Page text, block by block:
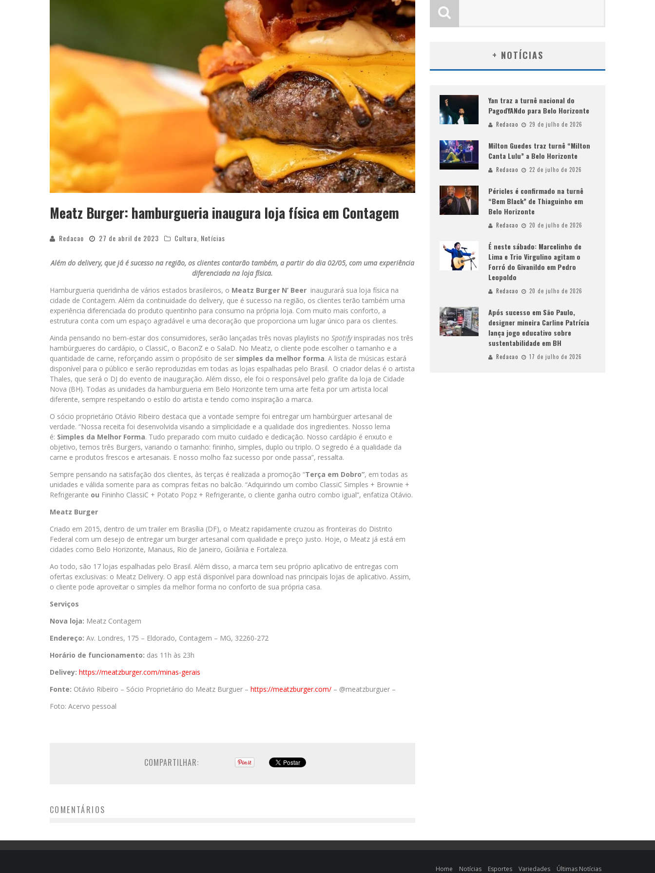
YAN TRAZ A TURNÊ NACIONAL DO PAGODYANDO PARA BELO HORIZONTE
Meatz Burger: hamburgueria inaugura loja física em Contagem
Redacao 27 de abril de 2023 Cultura Notícias
Além do delivery, que já é sucesso na região, os clientes contarão também, a partir do dia 02/05, com uma experiência
diferenciada na loja física.
Hamburgueria queridinha de vários estados brasileiros, o Meatz Burger N’ Beer inaugurará sua loja física na
cidade de Contagem. Além da continuidade do delivery, que é sucesso na região, os clientes terão também uma
experiência diferenciada do produto quentinho para consumo na própria loja. Com muito mais conforto, a
estrutura conta com um espaço agradável e uma decoração que proporciona um lugar único para os clientes.
Ainda pensando no bem-estar dos consumidores, serão lançadas três novas playlists no Spotifyinspiradas nos três
hambúrgueres do cardápio, o ClassiC, o BaconZ e o SalaD. No Meatz, o cliente pode escolher o tamanho e a
quantidade de carne, reforçando assim o propósito de ser simples da melhor forma. A lista de músicas estará
disponível para o público e serão reproduzidas em todas as lojas espalhadas pelo Brasil. O criador delas é o artista
Thales, que será o DJ do evento de inauguração. Além disso, ele foi o responsável pelo grafite da loja de Cidade
Nova (BH). Todas as unidades da hamburgueria em Belo Horizonte tem uma arte feita por um artista local
diferente, sempre respeitando o estilo do artista e tendo como inspiração a marca.
O sócio proprietário Otávio Ribeiro destaca que a vontade sempre foi entregar um hambúrguer artesanal de
verdade. “Nossa receita foi desenvolvida visando a simplicidade e a qualidade dos ingredientes. Nosso lema
é: Simples da Melhor Forma. Tudo preparado com muito cuidado e dedicação. Nosso cardápio é enxuto e
objetivo, temos três Burgers, variando o tamanho: fininho, simples, duplo ou triplo. O segredo é a qualidade da
carne e produtos frescos e artesanais. E nosso molho faz sucesso por onde passa”, ressalta.
Sempre pensando na satisfação dos clientes, às terças é realizada a promoção “Terça em Dobro”, em todas as
unidades e válida somente para as compras feitas no balcão. “Adquirindo um combo ClassiC Simples + Brownie +
Refrigerante ou Fininho ClassiC + Potato Popz + Refrigerante, o cliente ganha outro combo igual”, enfatiza Otávio.
Meatz Burger
Criado em 2015, dentro de um trailer em Brasília (DF), o Meatz rapidamente cruzou as fronteiras do Distrito
Federal com um desejo de entregar um burger artesanal com qualidade e preço justo. Hoje, o Meatz já está em
cidades como Belo Horizonte, Manaus, Rio de Janeiro, Goiânia e Fortaleza.
Ao todo, são 17 lojas espalhadas pelo Brasil. Além disso, a marca tem seu próprio aplicativo de entregas com
ofertas exclusivas: o Meatz Delivery. O app está disponível para download nas principais lojas de aplicativo. Assim,
o cliente pode aproveitar o simples da melhor forma no conforto de sua própria casa.
Serviços
Nova loja: Meatz Contagem
Endereço: Av. Londres, 175 – Eldorado, Contagem – MG, 32260-272
Horário de funcionamento: das 11h às 23h
Delivey: https://meatzburger.com/minas-gerais
Fonte: Otávio Ribeiro – Sócio Proprietário do Meatz Burguer – https://meatzburger.com/ – @meatzburguer –
Foto: Acervo pessoal
COMPARTILHAR:
COMENTÁRIOS
+ NOTÍCIAS
Yan traz a turnê nacional do
PagodYANdo para Belo Horizonte
Redacao 29 de julho de 2026
Milton Guedes traz turnê “Milton
Canta Lulu” a Belo Horizonte
Redacao 22 de julho de 2026
Péricles é confirmado na turnê
“Bem Black” de Thiaguinho em
Belo Horizonte
Redacao 20 de julho de 2026
É neste sábado: Marcelinho de
Lima e Trio Virgulino agitam o
Forró do Givanildo em Pedro
Leopoldo
Redacao 20 de julho de 2026
Após sucesso em São Paulo,
designer mineira Carline Patrícia
lança jogo educativo sobre
sustentabilidade em BH
Redacao 17 de julho de 2026
Home Notícias Esportes Variedades Últimas Notícias